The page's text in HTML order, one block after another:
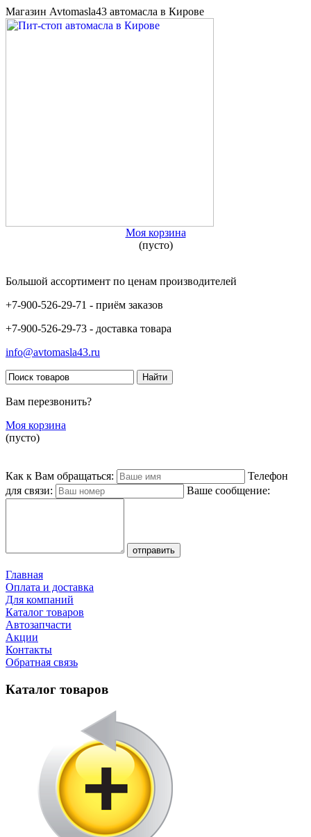
Магазин Avtomasla43 автомасла в Кирове
Моя корзина
(пусто)
Большой ассортимент по ценам производителей
+7-900-526-29-71 - приём заказов
+7-900-526-29-73 - доставка товара
info@avtomasla43.ru
Вам перезвонить?
Моя корзина
(пусто)
Как к Вам обращаться:
Телефон
для связи:
Ваше сообщение:
Главная
Оплата и доставка
Для компаний
Каталог товаров
Автозапчасти
Акции
Контакты
Обратная связь
Каталог товаров